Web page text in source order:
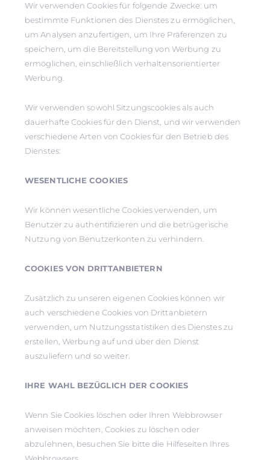
Wir verwenden Cookies für folgende Zwecke: um
bestimmte Funktionen des Dienstes zu ermöglichen,
um Analysen anzufertigen, um Ihre Präferenzen zu
speichern, um die Bereitstellung von Werbung zu
ermöglichen, einschließlich verhaltensorientierter
Werbung.
Wir verwenden sowohl Sitzungscookies als auch
dauerhafte Cookies für den Dienst, und wir verwenden
verschiedene Arten von Cookies für den Betrieb des
Dienstes:
WESENTLICHE COOKIES
Wir können wesentliche Cookies verwenden, um
Benutzer zu authentifizieren und die betrügerische
Nutzung von Benutzerkonten zu verhindern.
COOKIES VON DRITTANBIETERN
Zusätzlich zu unseren eigenen Cookies können wir
auch verschiedene Cookies von Drittanbietern
verwenden, um Nutzungsstatistiken des Dienstes zu
erstellen, Werbung auf und über den Dienst
auszuliefern und so weiter.
IHRE WAHL BEZÜGLICH DER COOKIES
Wenn Sie Cookies löschen oder Ihren Webbrowser
anweisen möchten, Cookies zu löschen oder
abzulehnen, besuchen Sie bitte die Hilfeseiten Ihres